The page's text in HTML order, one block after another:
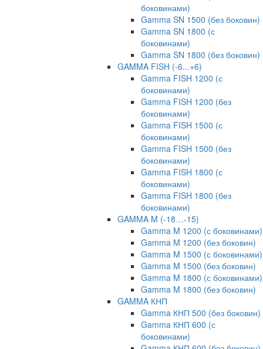
боковинами)
Gamma SN 1500 (без боковин)
Gamma SN 1800 (с
боковинами)
Gamma SN 1800 (без боковин)
GAMMA FISH (-6...+6)
Gamma FISH 1200 (с
боковинами)
Gamma FISH 1200 (без
боковинами)
Gamma FISH 1500 (с
боковинами)
Gamma FISH 1500 (без
боковинами)
Gamma FISH 1800 (с
боковинами)
Gamma FISH 1800 (без
боковинами)
GAMMA M (-18…-15)
Gamma M 1200 (с боковинами)
Gamma M 1200 (без боковин)
Gamma M 1500 (с боковинами)
Gamma M 1500 (без боковин)
Gamma M 1800 (с боковинами)
Gamma M 1800 (без боковин)
GAMMA КНП
Gamma КНП 500 (без боковин)
Gamma КНП 600 (с
боковинами)